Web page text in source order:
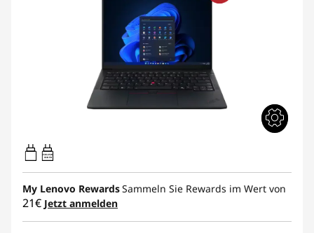
65W-65W
USB PD
My Lenovo RewardsSammeln Sie Rewards im Wert von
21€ Jetzt anmelden